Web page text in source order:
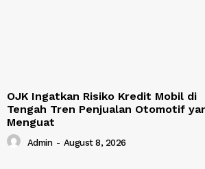
OJK Ingatkan Risiko Kredit Mobil di
Tengah Tren Penjualan Otomotif
Menguat
Admin - August 8, 2026